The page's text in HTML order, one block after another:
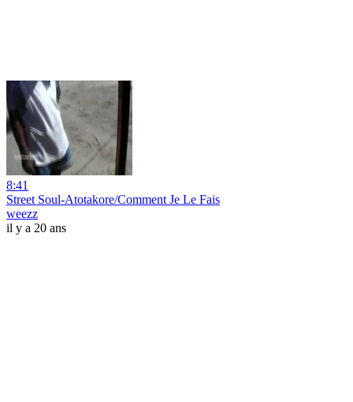
8:41
Street Soul-Atotakore/Comment Je Le Fais
weezz
il y a 20 ans